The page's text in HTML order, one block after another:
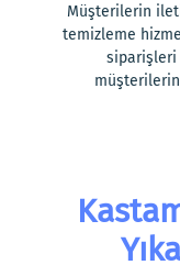
Müşterilerin
temizleme
siparişleri